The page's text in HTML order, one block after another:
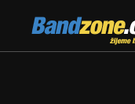
Bandzone.cz
žijeme hudbou